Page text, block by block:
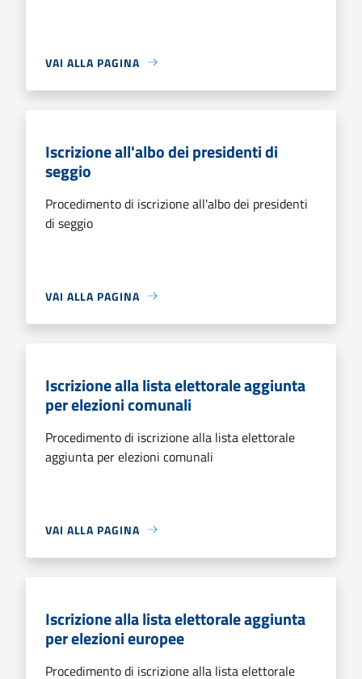
VAI ALLA PAGINA
Iscrizione all'albo dei presidenti di
seggio
Procedimento di iscrizione all'albo dei presidenti
di seggio
VAI ALLA PAGINA
Iscrizione alla lista elettorale aggiunta
per elezioni comunali
Procedimento di iscrizione alla lista elettorale
aggiunta per elezioni comunali
VAI ALLA PAGINA
Iscrizione alla lista elettorale aggiunta
per elezioni europee
Procedimento di iscrizione alla lista elettorale